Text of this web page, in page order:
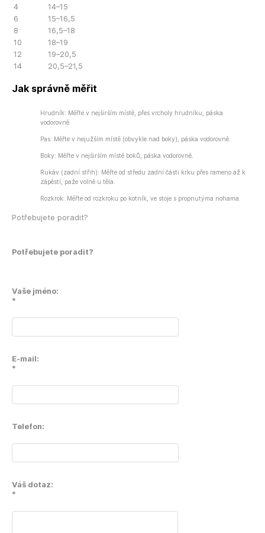
4
14–15
6
15–16,5
8
16,5–18
10
18–19
12
19–20,5
14
20,5–21,5
Jak správně měřit
Hrudník: Měřte v nejširším místě, přes vrcholy hrudníku, páska
vodorovně.
Pas: Měřte v nejužším místě (obvykle nad boky), páska vodorovně.
Boky: Měřte v nejširším místě boků, páska vodorovně.
Rukáv (zadní střih): Měřte od středu zadní části krku přes rameno až k
zápěstí, paže volně u těla.
Rozkrok: Měřte od rozkroku po kotník, ve stoje s propnutýma nohama.
Potřebujete poradit?
Potřebujete poradit?
Vaše jméno:
*
E-mail:
*
Telefon:
Váš dotaz:
*